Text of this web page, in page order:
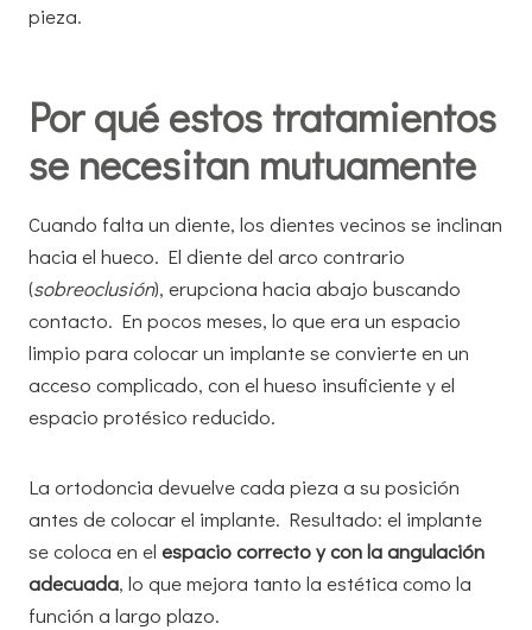
pieza.
Por qué estos tratamientos
se necesitan mutuamente
Cuando falta un diente, los dientes vecinos se inclinan
hacia el hueco. El diente del arco contrario
(sobreoclusión), erupciona hacia abajo buscando
contacto. En pocos meses, lo que era un espacio
limpio para colocar un implante se convierte en un
acceso complicado, con el hueso insuficiente y el
espacio protésico reducido.
La ortodoncia devuelve cada pieza a su posición
antes de colocar el implante. Resultado: el implante
se coloca en el espacio correcto y con la angulación
adecuada, lo que mejora tanto la estética como la
función a largo plazo.